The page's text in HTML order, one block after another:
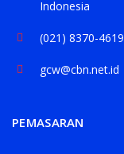
Indonesia
(021) 8370-4619
gcw@cbn.net.id
PEMASARAN